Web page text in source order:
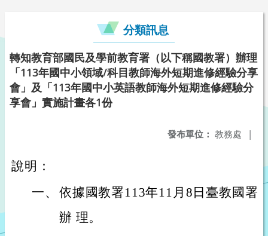
分類訊息
轉知教育部國民及學前教育署（以下稱國教署）辦理
「113年國中小領域/科目教師海外短期進修經驗分享
會」及「113年國中小英語教師海外短期進修經驗分
享會」實施計畫各1份
發布單位： 教務處 |
說明：
一、 依據國教署113年11月8日臺教國署
辦 理。